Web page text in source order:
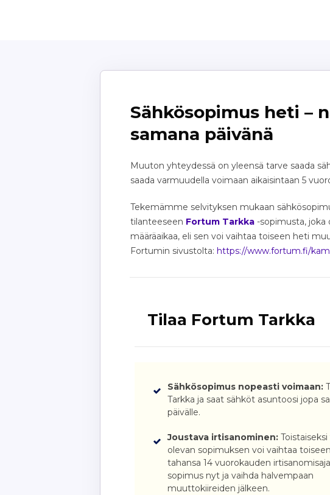
Sähkösopimus heti –
samana päivänä
Muuton yhteydessä on yleensä tarve saada
saada varmuudella voimaan aikaisintaan 5
Tekemämme selvityksen mukaan
tilanteeseen Fortum Tarkka-sopimusta, joka
määräaikaa, eli sen voi vaihtaa toiseen heti
Fortumin sivustolta: https://www.fortum.fi/
Tilaa Fortum Tarkka
Sähkösopimus nopeasti voimaan:
Tarkka ja saat sähköt asuntoosi jopa
päivälle.
Joustava irtisanominen:
olevan sopimuksen voi vaihtaa
tahansa 14 vuorokauden
sopimus nyt ja vaihda halvempaan
muuttokiireiden jälkeen.